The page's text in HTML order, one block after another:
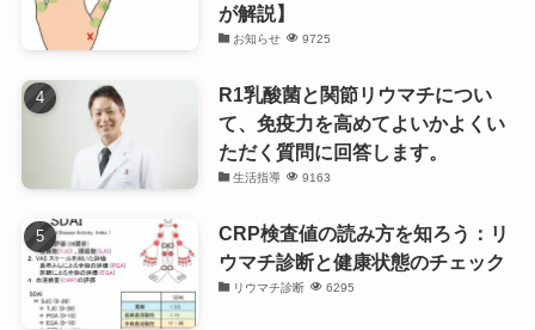
が解説】
お知らせ 9725
R1乳酸菌と関節リウマチについ
て、免疫力を高めてよいかよくい
ただく質問に回答します。
生活指導 9163
CRP検査値の読み方を知ろう：リ
ウマチ診断と健康状態のチェック
リウマチ診断 6295